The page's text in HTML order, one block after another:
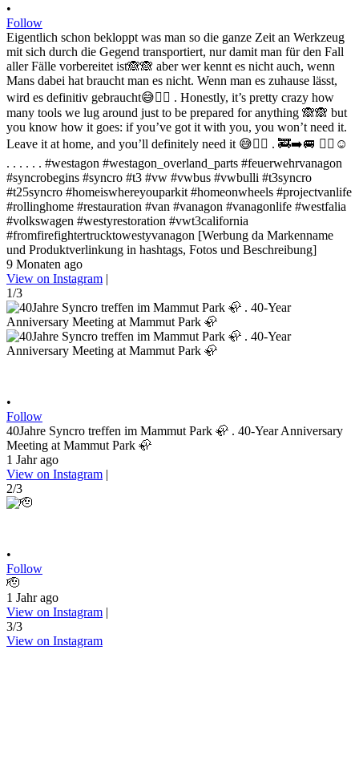
•
Follow
Eigentlich schon bekloppt was man so die ganze Zeit an Werkzeug
mit sich durch die Gegend transportiert, nur damit man für den Fall
aller Fälle vorbereitet ist🙈🙈 aber wer kennt es nicht auch, wenn
Mans dabei hat braucht man es nicht. Wenn man es zuhause lässt,
wird es definitiv gebraucht😅✌🏻 . Honestly, it’s pretty crazy how
many tools we lug around just to be prepared for anything 🙈🙈 but
you know how it goes: if you’ve got it with you, you won’t need it.
Leave it at home, and you’ll definitely need it 😅✌🏻 . 🚒➡️🚐 ✌🏻☺️
. . . . . . #westagon #westagon_overland_parts #feuerwehrvanagon
#syncrobegins #syncro #t3 #vw #vwbus #vwbulli #t3syncro
#t25syncro #homeiswhereyouparkit #homeonwheels #projectvanlife
#rollinghome #restauration #van #vanagon #vanagonlife #westfalia
#volkswagen #westyrestoration #vwt3california
#fromfirefightertrucktowestyvanagon [Werbung da Markenname
und Produktverlinkung in hashtags, Fotos und Beschreibung]
9 Monaten ago
View on Instagram |
1/3
•
Follow
40Jahre Syncro treffen im Mammut Park 🦣 . 40-Year Anniversary
Meeting at Mammut Park 🦣
1 Jahr ago
View on Instagram |
2/3
•
Follow
🫡
1 Jahr ago
View on Instagram |
3/3
View on Instagram